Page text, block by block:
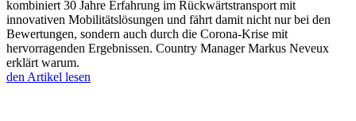
kombiniert 30 Jahre Erfahrung im Rückwärtstransport mit
innovativen Mobilitätslösungen und fährt damit nicht nur bei den
Bewertungen, sondern auch durch die Corona-Krise mit
hervorragenden Ergebnissen. Country Manager Markus Neveux
erklärt warum.
den Artikel lesen